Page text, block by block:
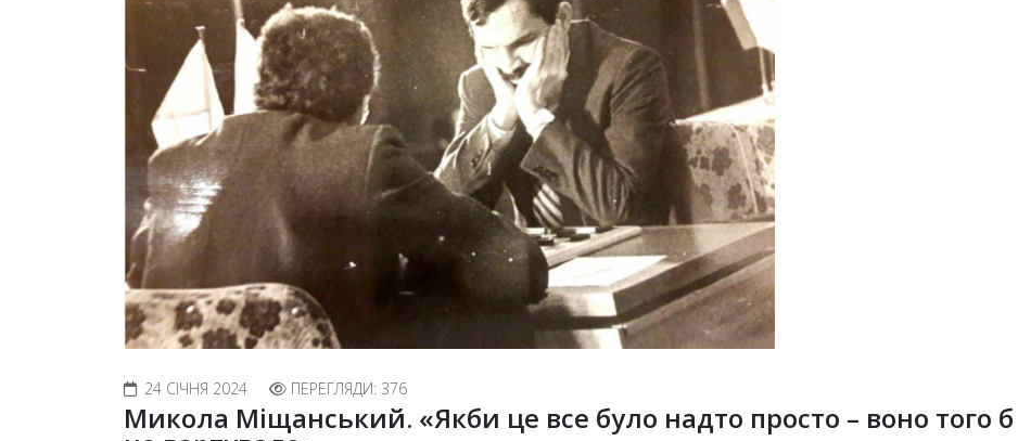
24 СІЧНЯ 2024 ПЕРЕГЛЯДИ: 376
Микола Міщанський. «Якби це все було надто просто – воно того б